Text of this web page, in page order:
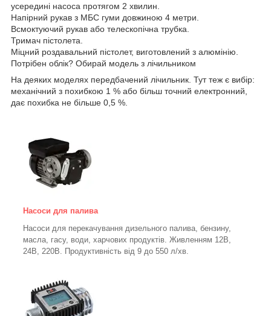
усередині насоса протягом 2 хвилин.
Напірний рукав з МБС гуми довжиною 4 метри.
Всмоктуючий рукав або телескопічна трубка.
Тримач пістолета.
Міцний роздавальний пістолет, виготовлений з алюмінію.
Потрібен облік? Обирай модель з лічильником
На деяких моделях передбачений лічильник. Тут теж є вибір:
механічний з похибкою 1 % або більш точний електронний,
дає похибка не більше 0,5 %.
Насоси для палива
Насоси для перекачування дизельного палива, бензину,
масла, гасу, води, харчових продуктів. Живленням 12В,
24В, 220В. Продуктивність від 9 до 550 л/хв.